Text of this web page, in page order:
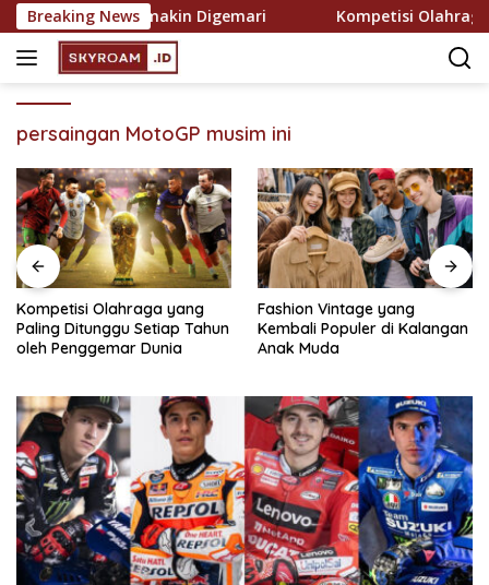
Skip
to
content
Breaking News
yang Semakin Digemari Kompetisi Olahraga
persaingan MotoGP musim ini
Kompetisi Olahraga yang
Paling Ditunggu Setiap Tahun
oleh Penggemar Dunia
Fashion Vintage yang
Kembali Populer di Kalangan
Anak Muda